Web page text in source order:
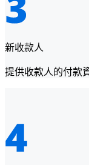
新收款人
提供收款人的付款